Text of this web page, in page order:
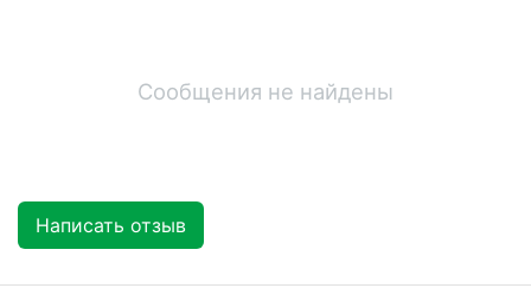
Сообщения не найдены
Написать отзыв